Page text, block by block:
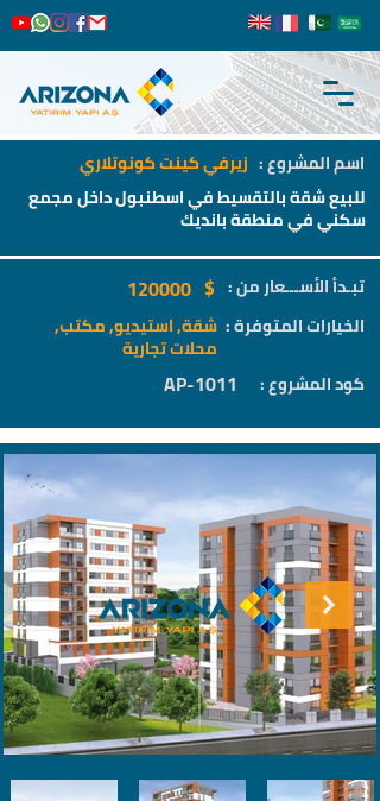
اسم المشروع :
للبيع شقة بالتقسيط في اسطنبول داخل مجمع
سكني في منطقة بانديك
زيرفي كينت كونوتلاري
تبـدأ الأســـعار من : 120000
الخيارات المتوفرة : شقة, استيديو, مكتب,
محلات تجارية
كود المشروع :
AP-1011
$